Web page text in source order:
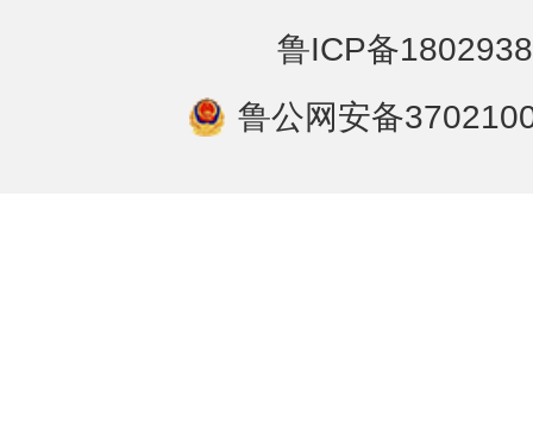
鲁ICP备
鲁公网安备